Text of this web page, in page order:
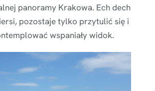
panoramy Krakowa. Ech dech
pozostaje tylko przytulić się i
wspaniały widok.